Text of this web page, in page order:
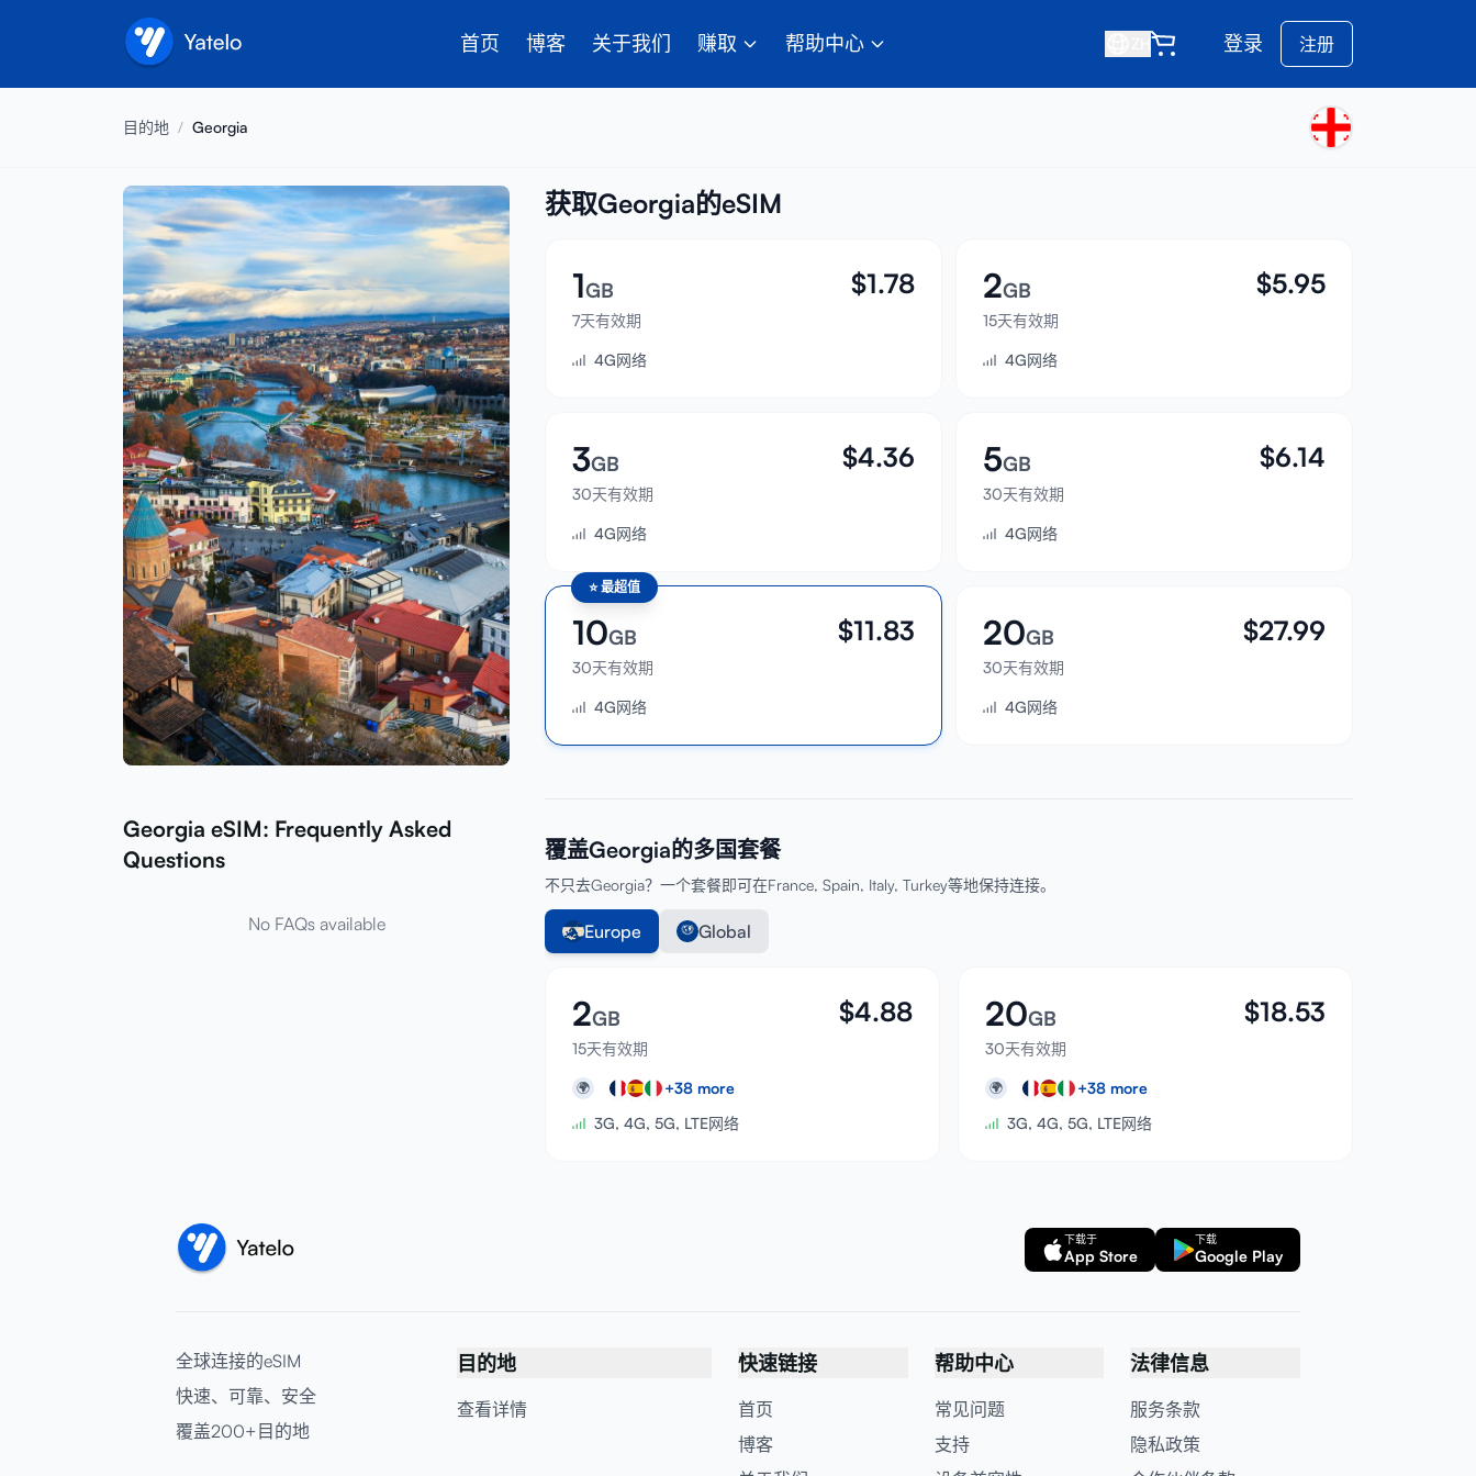
首页 博客 关于我们 赚取 帮助中心 登录 注册
目的地 / Georgia
Georgia eSIM: Frequently Asked
Questions
No FAQs available
获取Georgia的eSIM
1GB
7天有效期
$1.78
4G网络
2GB
15天有效期
$5.95
4G网络
3GB
30天有效期
$4.36
4G网络
5GB
30天有效期
$6.14
4G网络
⭐最超值
10GB
30天有效期
$11.83
4G网络
20GB
30天有效期
$27.99
4G网络
覆盖Georgia的多国套餐
不只去Georgia？一个套餐即可在France, Spain, Italy, Turkey等地保持连接。
Europe Global
2GB
15天有效期
$4.88
🌍 +38 more
3G, 4G, 5G, LTE网络
20GB
30天有效期
$18.53
🌍 +38 more
3G, 4G, 5G, LTE网络
下载于
App Store
下载
Google Play
全球连接的eSIM
快速、可靠、安全
覆盖200+目的地
目的地
查看详情
快速链接
首页
博客
帮助中心
常见问题
支持
法律信息
服务条款
隐私政策